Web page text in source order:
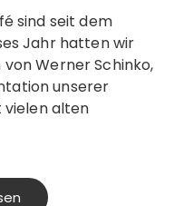
Jahr hatten wir
Werner Schinko,
unserer
vielen alten